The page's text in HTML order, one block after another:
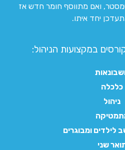
ואם מתווסף חומר חדש אז
יחד איתו.
במקצועות הניהול:
כלכלה
ניהול
לילדים ומבוגרים
שני